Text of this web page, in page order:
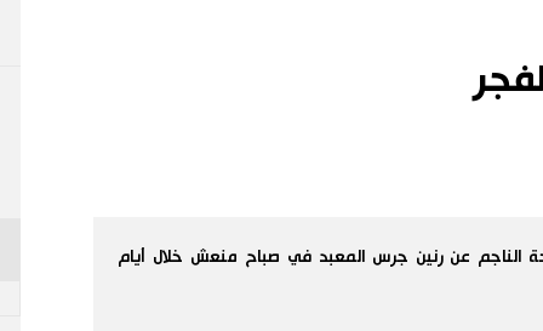
الناجم عن رنين جرس المعبد في صباح منعش خلال أيام